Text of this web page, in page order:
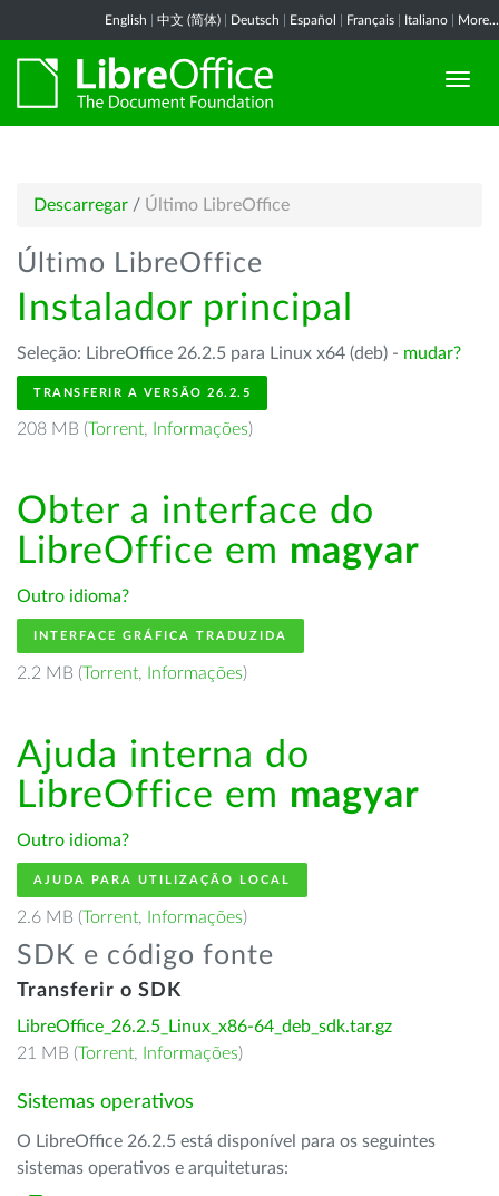
English 中文 (简体) Deutsch Español Français Italiano More...
Descarregar / Último LibreOffice
Último LibreOffice
Instalador principal
Seleção: LibreOffice 26.2.5 para Linux x64 (deb) - mudar?
TRANSFERIR A VERSÃO 26.2.5
208 MB (Torrent, Informações)
Obter a interface do
LibreOffice em magyar
Outro idioma?
INTERFACE GRÁFICA TRADUZIDA
2.2 MB (Torrent, Informações)
Ajuda interna do
LibreOffice em magyar
Outro idioma?
AJUDA PARA UTILIZAÇÃO LOCAL
2.6 MB (Torrent, Informações)
SDK e código fonte
Transferir o SDK
LibreOffice_26.2.5_Linux_x86-64_deb_sdk.tar.gz
21 MB (Torrent, Informações)
Sistemas operativos
O LibreOffice 26.2.5 está disponível para os seguintes
sistemas operativos e arquiteturas: